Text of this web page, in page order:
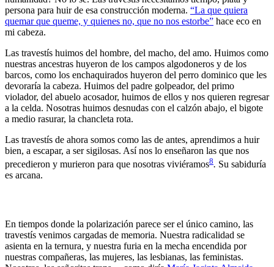
persona para huir de esa construcción moderna. “La que quiera
quemar que queme, y quienes no, que no nos estorbe” hace eco en
mi cabeza.
Las travestís huimos del hombre, del macho, del amo. Huimos como
nuestras ancestras huyeron de los campos algodoneros y de los
barcos, como los enchaquirados huyeron del perro dominico que les
devoraría la cabeza. Huimos del padre golpeador, del primo
violador, del abuelo acosador, huimos de ellos y nos quieren regresar
a la celda. Nosotras huimos desnudas con el calzón abajo, el bigote
a medio rasurar, la chancleta rota.
Las travestís de ahora somos como las de antes, aprendimos a huir
bien, a escapar, a ser sigilosas. Así nos lo enseñaron las que nos
precedieron y murieron para que nosotras viviéramos8. Su sabiduría
es arcana.
En tiempos donde la polarización parece ser el único camino, las
travestís venimos cargadas de memoria. Nuestra radicalidad se
asienta en la ternura, y nuestra furia en la mecha encendida por
nuestras compañeras, las mujeres, las lesbianas, las feministas.